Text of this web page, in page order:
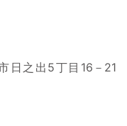
之出5丁目16－21